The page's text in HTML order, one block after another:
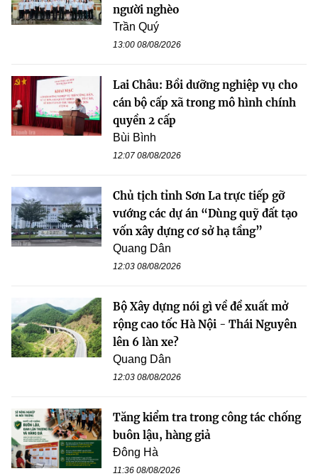
người nghèo
Trần Quý
13:00 08/08/2026
Lai Châu: Bồi dưỡng nghiệp vụ cho
cán bộ cấp xã trong mô hình chính
quyền 2 cấp
Bùi Bình
12:07 08/08/2026
Chủ tịch tỉnh Sơn La trực tiếp gỡ
vướng các dự án “Dùng quỹ đất tạo
vốn xây dựng cơ sở hạ tầng”
Quang Dân
12:03 08/08/2026
Bộ Xây dựng nói gì về đề xuất mở
rộng cao tốc Hà Nội - Thái Nguyên
lên 6 làn xe?
Quang Dân
12:03 08/08/2026
Tăng kiểm tra trong công tác chống
buôn lậu, hàng giả
Đông Hà
11:36 08/08/2026